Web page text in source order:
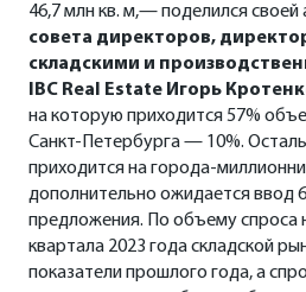
46,7 млн кв. м,— поделился своей
совета директоров,
складскими и
IBC Real Estate Игорь
на которую приходится 57%
Санкт-Петербурга — 10%.
приходится на города-
дополнительно ожидается ввод
предложения. По объему спроса
квартала 2023 года складской
показатели прошлого года, а